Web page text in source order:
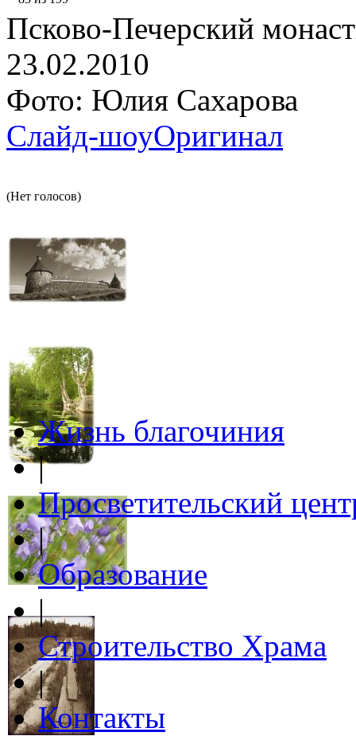
Псково-Печерский
23.02.2010
Фото: Юлия Сахарова
Слайд-шоуОригинал
(Нет голосов)
Жизнь благочиния
|
Просветительский
|
Образование
|
Строительство Храма
|
Контакты